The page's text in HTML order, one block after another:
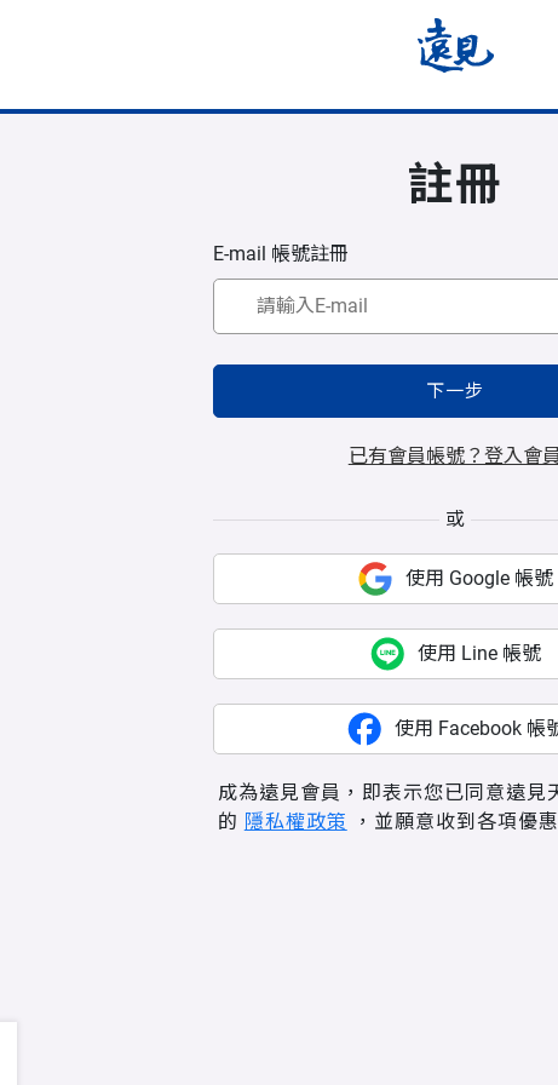
註冊
E-mail 帳號註冊
下一步
已有會員帳號？登入會員
或
使用 Google 帳號
使用 Line 帳號
使用 Facebook 帳
成為遠見會員，即表示您已同意遠見
的 隱私權政策 ，並願意收到各項優